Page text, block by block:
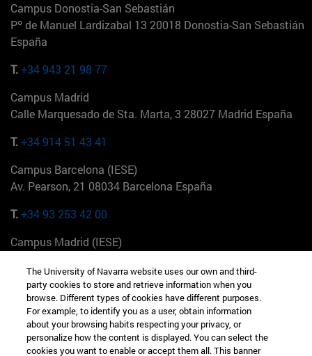
Campus Donostia-San Sebastián
Pº de Manuel Lardizabal 13 20018 Donostia-San Sebastián
España
T.+34 943 21 98 77
Campus Madrid
Calle Marquesado de Sta. Marta, 3 28027 Madrid España
T.+34 914 51 43 41
Campus Barcelona (IESE)
Av. Pearson, 21 08034 Barcelona España
T.+34 93 253 42 00
Campus Madrid (IESE)
+34 912 11 30 00
Campus Nueva York (IESE)
165 W 57th St 10019-2201 Nueva York EE.UU
The University of Navarra website uses our own and third-
party cookies to store and retrieve information when you
browse. Different types of cookies have different purposes.
For example, to identify you as a user, obtain information
about your browsing habits respecting your privacy, or
personalize how the content is displayed. You can select the
cookies you want to enable or accept them all. This banner